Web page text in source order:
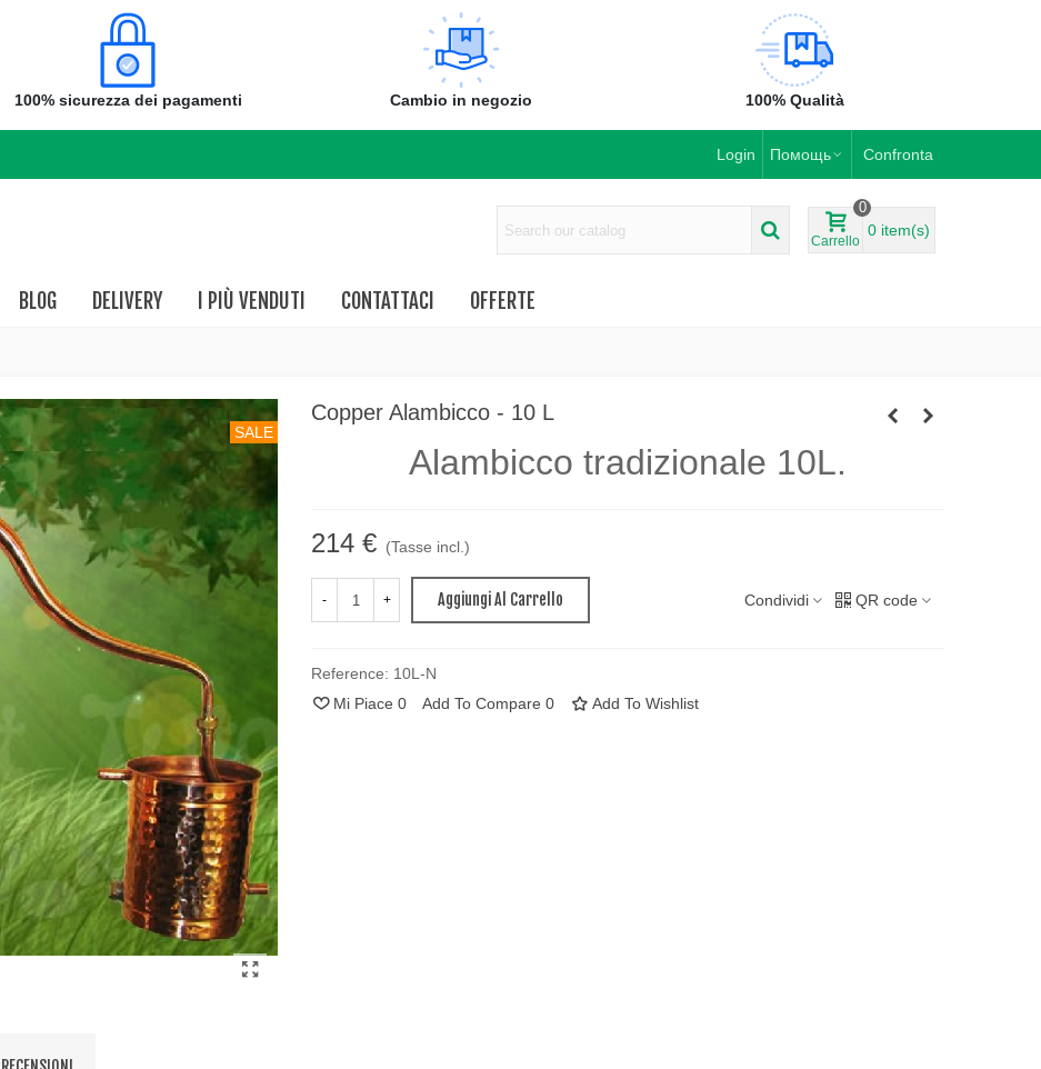
100% sicurezza dei pagamenti Cambio in negozio 100% Qualità
Login Помощь Confronta
Carrello
0
0 item(s)
BLOG DELIVERY I PIÙ VENDUTI CONTATTACI OFFERTE
SALE
Copper Alambicco - 10 L
Alambicco tradizionale 10L.
214 € (Tasse incl.)
- + Aggiungi Al Carrello Condividi QR code
Reference: 10L-N
Mi Piace 0 Add To Compare 0 Add To Wishlist